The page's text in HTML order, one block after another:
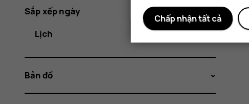
Sắp xếp ngày
Lịch
Bản đồ
Chấp nhận tất cả